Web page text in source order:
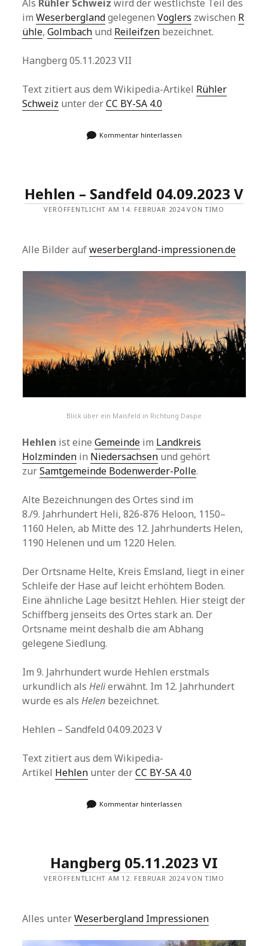
Als Rühler Schweiz wird der westlichste Teil des
imWeserberglandgelegenenVoglers zwischen R
ühle,Golmbach und Reileifzen bezeichnet.
Hangberg 05.11.2023 VII
Text zitiert aus dem Wikipedia-Artikel Rühler
Schweiz unter derCC BY-SA 4.0
Kommentar hinterlassen
Hehlen – Sandfeld 04.09.2023 V
VERÖFFENTLICHT AM 14. FEBRUAR 2024 VON TIMO
Alle Bilder aufweserbergland-impressionen.de
Blick über ein Maisfeld in Richtung Daspe
Hehlen ist eineGemeinde im Landkreis
Holzminden in Niedersachsen und gehört
zurSamtgemeinde Bodenwerder-Polle.
Alte Bezeichnungen des Ortes sind im
8./9. Jahrhundert Heli, 826-876 Heloon, 1150–
1160 Helen, ab Mitte des 12. Jahrhunderts Helen,
1190 Helenen und um 1220 Helen.
Der Ortsname Helte, Kreis Emsland, liegt in einer
Schleife der Hase auf leicht erhöhtem Boden.
Eine ähnliche Lage besitzt Hehlen. Hier steigt der
Schiffberg jenseits des Ortes stark an. Der
Ortsname meint deshalb die am Abhang
gelegene Siedlung.
Im 9. Jahrhundert wurde Hehlen erstmals
urkundlich alsHelierwähnt. Im 12. Jahrhundert
wurde es alsHelen bezeichnet.
Hehlen – Sandfeld 04.09.2023 V
Text zitiert aus dem Wikipedia-
Artikel Hehlen unter derCC BY-SA 4.0
Kommentar hinterlassen
Hangberg 05.11.2023 VI
VERÖFFENTLICHT AM 12. FEBRUAR 2024 VON TIMO
Alles unterWeserbergland Impressionen